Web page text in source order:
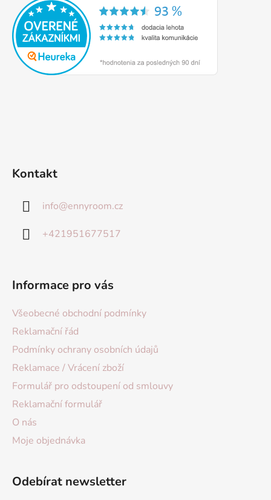
Kontakt
info@ennyroom.cz
+421951677517
Informace pro vás
Všeobecné obchodní podmínky
Reklamační řád
Podmínky ochrany osobních údajů
Reklamace / Vrácení zboží
Formulář pro odstoupení od smlouvy
Reklamační formulář
O nás
Moje objednávka
Odebírat newsletter